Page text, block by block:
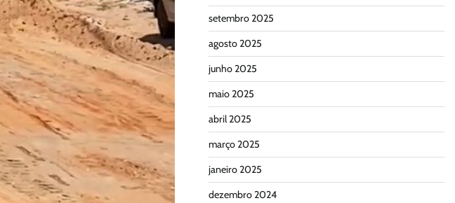
setembro 2025
agosto 2025
junho 2025
maio 2025
abril 2025
março 2025
janeiro 2025
dezembro 2024